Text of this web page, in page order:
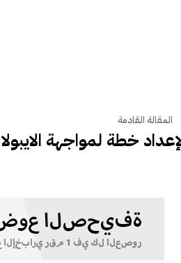
المقالة القادمة
خطة لمواجهة الايبولا